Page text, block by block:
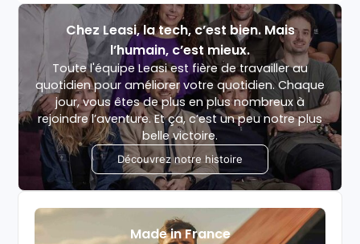
Chez Leasi, la tech, c’est bien. Mais
l’humain, c’est mieux.
Toute l'équipe Leasi est fière de travailler au
quotidien pour améliorer votre quotidien. Chaque
jour, vous êtes de plus en plus nombreux à
rejoindre l’aventure. Et ça, c’est un peu notre plus
belle victoire.
Découvrez notre histoire
Made in France